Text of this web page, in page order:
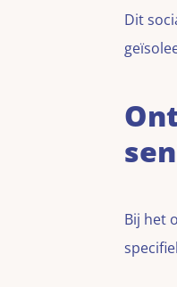
Dit
Bij het